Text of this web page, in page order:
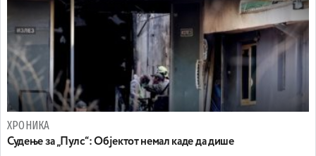
ХРОНИКА
Судење за „Пулс“: Објектот немал каде да дише